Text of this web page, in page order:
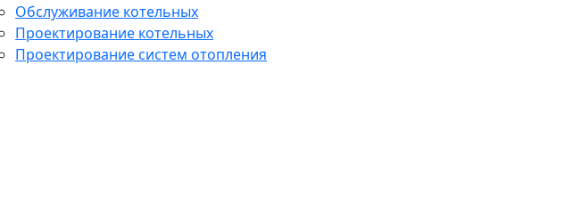
Обслуживание котельных
Проектирование котельных
Проектирование систем отопления